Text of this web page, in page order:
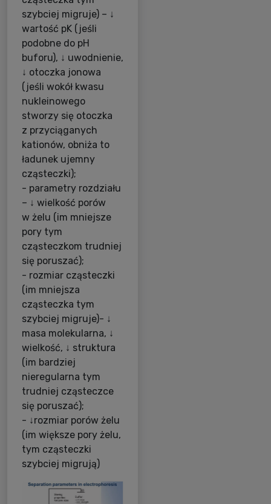
szybciej migruje) – ↓
wartość pK (jeśli
podobne do pH
buforu), ↓ uwodnienie,
↓ otoczka jonowa
(jeśli wokół kwasu
nukleinowego
stworzy się otoczka
z przyciąganych
kationów, obniża to
ładunek ujemny
cząsteczki);
- parametry rozdziału
– ↓ wielkość porów
w żelu (im mniejsze
pory tym
cząsteczkom trudniej
się poruszać);
- rozmiar cząsteczki
(im mniejsza
cząsteczka tym
szybciej migruje)- ↓
masa molekularna, ↓
wielkość, ↓ struktura
(im bardziej
nieregularna tym
trudniej cząsteczce
się poruszać);
- ↓rozmiar porów żelu
(im większe pory żelu,
tym cząsteczki
szybciej migrują)